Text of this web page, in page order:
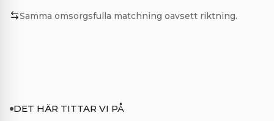
Samma omsorgsfulla matchning oavsett riktning.
DET HÄR TITTAR VI PÅ